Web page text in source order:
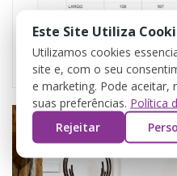
Este Site Utiliza
Utilizamos cookies
site e, com o seu
e marketing. Pode aceitar,
suas preferências. Política
Rejeitar